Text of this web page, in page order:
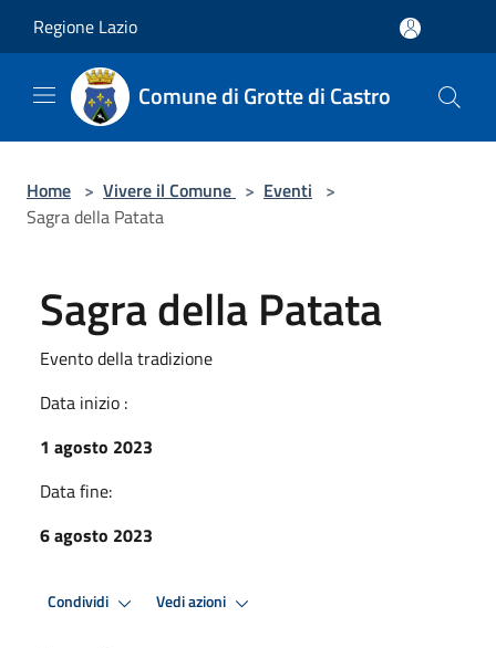
Regione Lazio
Comune di Grotte di Castro
Home > Vivere il Comune > Eventi >
Sagra della Patata
Sagra della Patata
Evento della tradizione
Data inizio :
1 agosto 2023
Data fine:
6 agosto 2023
Condividi Vedi azioni